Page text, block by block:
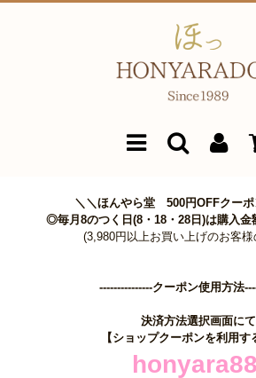
＼＼ほんやら堂 500円OFFクーポ
◎毎月8のつく日(8・18・28日)は購入
(3,980円以上お買い上げのお客
---------------クーポン使用方法
決済方法選択画面にて
【ショップクーポンを利用す